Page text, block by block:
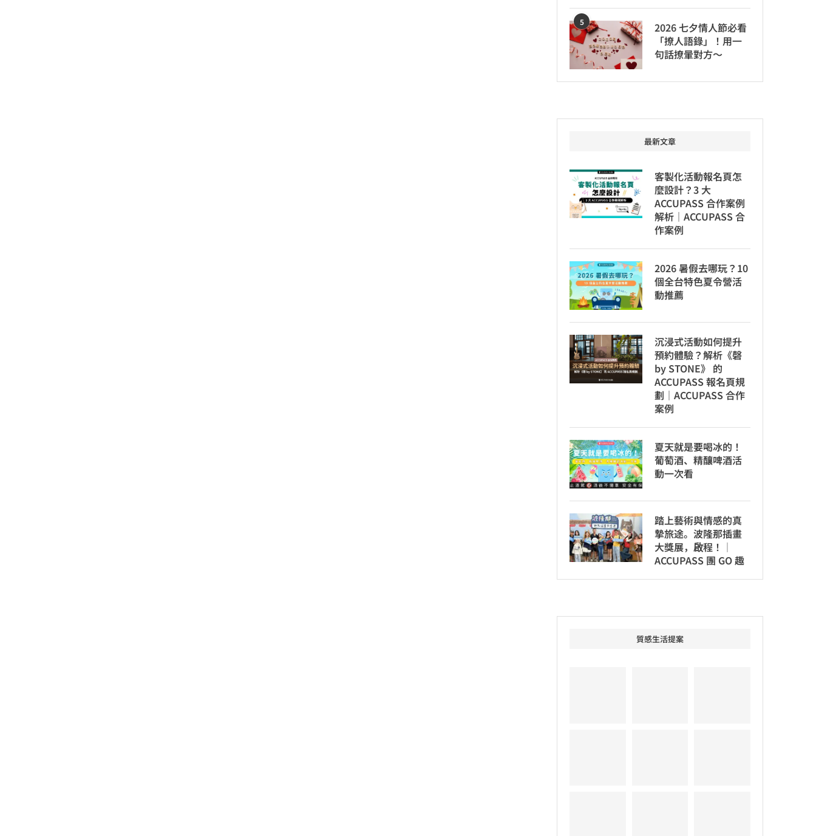
5
2026 七夕情人節必看
「撩人語錄」！用一
句話撩暈對方～
最新文章
客製化活動報名頁怎
麼設計？3 大
ACCUPASS 合作案例
解析｜ACCUPASS 合
作案例
2026 暑假去哪玩？10
個全台特色夏令營活
動推薦
沉浸式活動如何提升
預約體驗？解析《磬
by STONE》 的
ACCUPASS 報名頁規
劃｜ACCUPASS 合作
案例
夏天就是要喝冰的！
葡萄酒、精釀啤酒活
動一次看
踏上藝術與情感的真
摯旅途。波隆那插畫
大獎展，啟程！│
ACCUPASS 團 GO 趣
質感生活提案